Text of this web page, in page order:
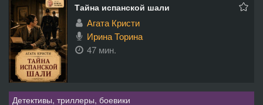
Тайна испанской шали
Агата Кристи
Ирина Торина
47 мин.
Детективы, триллеры, боевики